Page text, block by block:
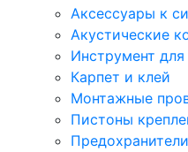
Аксессуары к
Акустические
Инструмент для
Карпет и клей
Монтажные
Пистоны
Предохранители